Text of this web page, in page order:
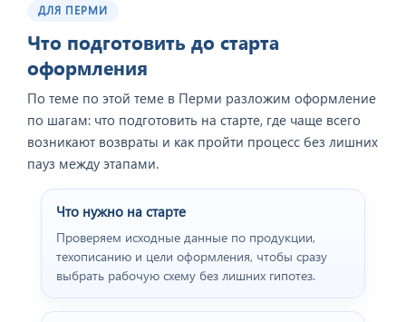
ДЛЯ ПЕРМИ
Что подготовить до старта
оформления
По теме по этой теме в Перми разложим оформление
по шагам: что подготовить на старте, где чаще всего
возникают возвраты и как пройти процесс без лишних
пауз между этапами.
Что нужно на старте
Проверяем исходные данные по продукции,
техописанию и цели оформления, чтобы сразу
выбрать рабочую схему без лишних гипотез.